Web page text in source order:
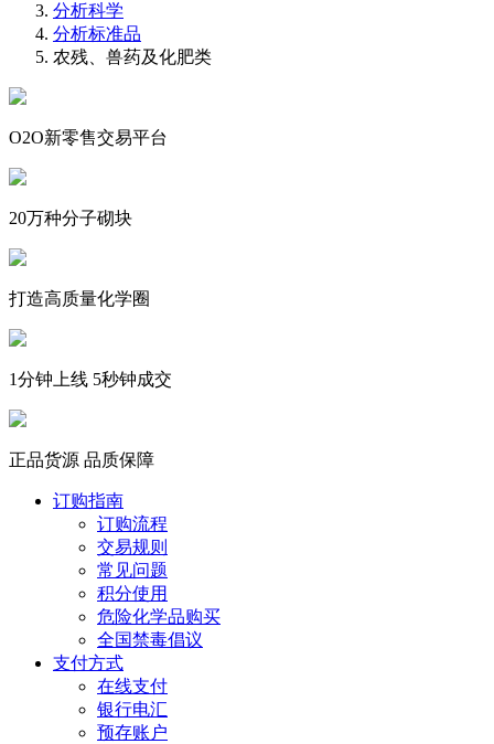
分析科学
分析标准品
农残、兽药及化肥类
O2O新零售交易平台
20万种分子砌块
打造高质量化学圈
1分钟上线 5秒钟成交
正品货源 品质保障
订购指南
订购流程
交易规则
常见问题
积分使用
危险化学品购买
全国禁毒倡议
支付方式
在线支付
银行电汇
预存账户